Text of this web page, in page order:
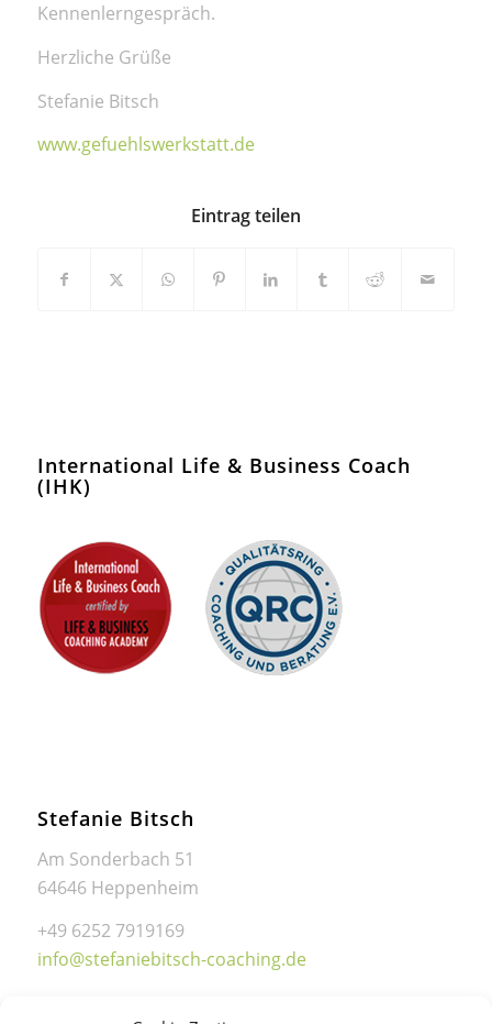
Kennenlerngespräch.
Herzliche Grüße
Stefanie Bitsch
www.gefuehlswerkstatt.de
Eintrag teilen
International Life & Business Coach
(IHK)
Stefanie Bitsch
Am Sonderbach 51
64646 Heppenheim
+49 6252 7919169
info@stefaniebitsch-coaching.de